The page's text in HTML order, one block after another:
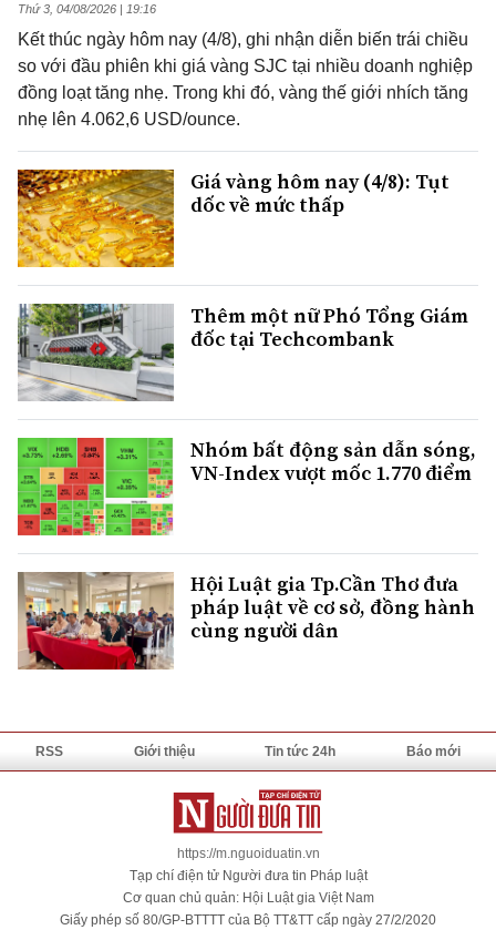
Thứ 3, 04/08/2026 | 19:16
Kết thúc ngày hôm nay (4/8), ghi nhận diễn biến trái chiều
so với đầu phiên khi giá vàng SJC tại nhiều doanh nghiệp
đồng loạt tăng nhẹ. Trong khi đó, vàng thế giới nhích tăng
nhẹ lên 4.062,6 USD/ounce.
Giá vàng hôm nay (4/8): Tụt
dốc về mức thấp
Thêm một nữ Phó Tổng Giám
đốc tại Techcombank
Nhóm bất động sản dẫn sóng,
VN-Index vượt mốc 1.770 điểm
Hội Luật gia Tp.Cần Thơ đưa
pháp luật về cơ sở, đồng hành
cùng người dân
RSS Giới thiệu Tin tức 24h Báo mới
https://m.nguoiduatin.vn
Tạp chí điện tử Người đưa tin Pháp luật
Cơ quan chủ quản: Hội Luật gia Việt Nam
Giấy phép số 80/GP-BTTTT của Bộ TT&TT cấp ngày 27/2/2020